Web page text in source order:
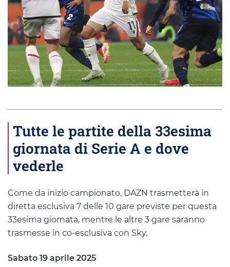
Tutte le partite della 33esima
giornata di Serie A e dove
vederle
Come da inizio campionato, DAZN trasmetterà in
diretta esclusiva 7 delle 10 gare previste per questa
33esima giornata, mentre le altre 3 gare saranno
trasmesse in co-esclusiva con Sky.
Sabato 19 aprile 2025